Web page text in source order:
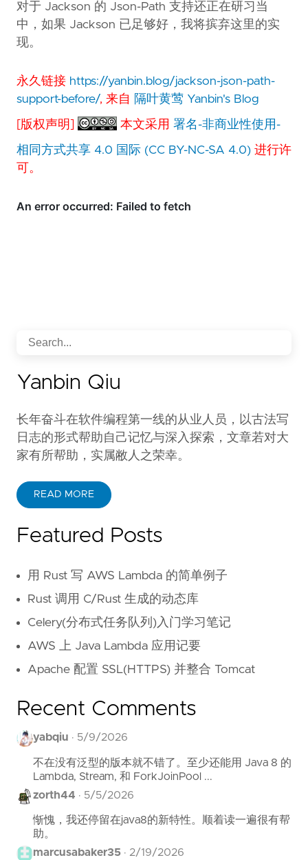
对于 Jackson 的 Json-Path 支持还正在研习当
中，如果 Jackson 已足够好，我将摈弃这里的实
现。
永久链接 https://yanbin.blog/jackson-json-path-
support-before/, 来自 隔叶黄莺 Yanbin's Blog
[版权声明] 本文采用署名-非商业性使用-
相同方式共享 4.0 国际 (CC BY-NC-SA 4.0) 进行许
可。
Yanbin Qiu
长年奋斗在软件编程第一线的从业人员，以古法写
日志的形式帮助自己记忆与深入探索，文章若对大
家有所帮助，实属敝人之荣幸。
READ MORE
Featured Posts
用 Rust 写 AWS Lambda 的简单例子
Rust 调用 C/Rust 生成的动态库
Celery(分布式任务队列)入门学习笔记
AWS 上 Java Lambda 应用记要
Apache 配置 SSL(HTTPS) 并整合 Tomcat
Recent Comments
yabqiu · 5/9/2026
不在没有泛型的版本就不错了。至少还能用 Java 8 的
Lambda, Stream, 和 ForkJoinPool ...
zorth44 · 5/5/2026
惭愧，我还停留在java8的新特性。顺着读一遍很有帮
助。
marcusabaker35 · 2/19/2026